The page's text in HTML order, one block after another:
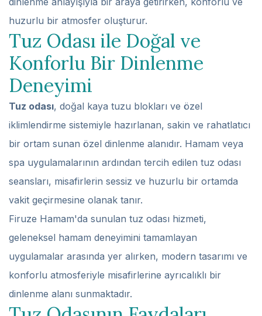
huzurlu bir atmosfer oluşturur.
Tuz Odası ile Doğal ve
Konforlu Bir Dinlenme
Deneyimi
Tuz odası, doğal kaya tuzu blokları ve özel
iklimlendirme sistemiyle hazırlanan, sakin ve rahatlatıcı
bir ortam sunan özel dinlenme alanıdır. Hamam veya
spa uygulamalarının ardından tercih edilen tuz odası
seansları, misafirlerin sessiz ve huzurlu bir ortamda
vakit geçirmesine olanak tanır.
Firuze Hamam'da sunulan tuz odası hizmeti,
geleneksel hamam deneyimini tamamlayan
uygulamalar arasında yer alırken, modern tasarımı ve
konforlu atmosferiyle misafirlerine ayrıcalıklı bir
dinlenme alanı sunmaktadır.